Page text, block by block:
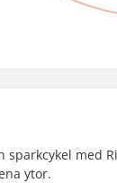
sparkcykel med
ytor.